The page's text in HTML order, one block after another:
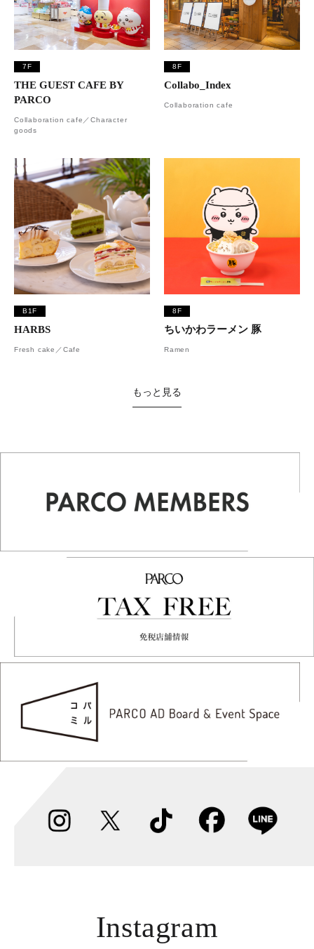
7F
THE GUEST CAFE BY
PARCO
Collaboration cafe／Character
goods
8F
Collabo_Index
Collaboration cafe
B1F
HARBS
Fresh cake／Cafe
8F
ちいかわラーメン 豚
Ramen
もっと見る
Instagram